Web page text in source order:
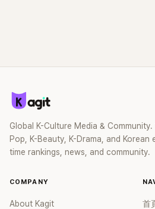
Global K-Culture Media &
Pop, K-Beauty, K-Drama, and Korean
time rankings, news, and community.
COMPANY
About Kagit 首